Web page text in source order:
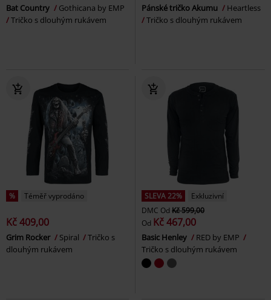
Bat Country
Gothicana by EMP
Tričko s dlouhým rukávem
Pánské tričko Akumu
Heartless
Tričko s dlouhým rukávem
% Téměř vyprodáno
Kč 409,00
Grim Rocker Spiral
Tričko s
dlouhým rukávem
SLEVA 22%
Exkluzivní
DMC Od Kč 599,00
Od Kč 467,00
Basic Henley
RED by EMP
Tričko s dlouhým rukávem